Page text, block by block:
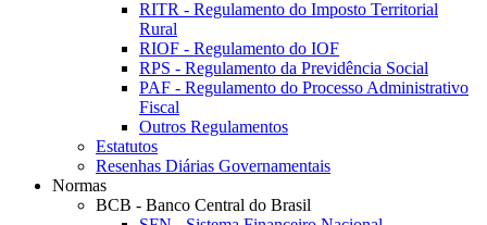
RITR - Regulamento do Imposto Territorial
Rural
RIOF - Regulamento do IOF
RPS - Regulamento da Previdência Social
PAF - Regulamento do Processo Administrativo
Fiscal
Outros Regulamentos
Estatutos
Resenhas Diárias Governamentais
Normas
BCB - Banco Central do Brasil